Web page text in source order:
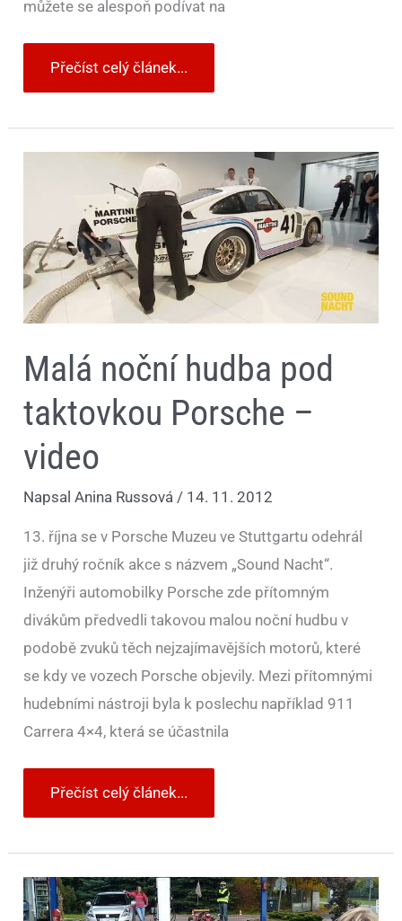
můžete se alespoň podívat na
Přečíst celý článek...
Malá noční hudba pod
taktovkou Porsche –
video
NapsalAnina Russová / 14. 11. 2012
13. října se v Porsche Muzeu ve Stuttgartu odehrál
již druhý ročník akce s názvem „Sound Nacht“.
Inženýři automobilky Porsche zde přítomným
divákům předvedli takovou malou noční hudbu v
podobě zvuků těch nejzajímavějších motorů, které
se kdy ve vozech Porsche objevily. Mezi přítomnými
hudebními nástroji byla k poslechu například 911
Carrera 4×4, která se účastnila
Malá
taktovkou
Porsche
–
video
Přečíst celý článek...
Jak
se
natáčel